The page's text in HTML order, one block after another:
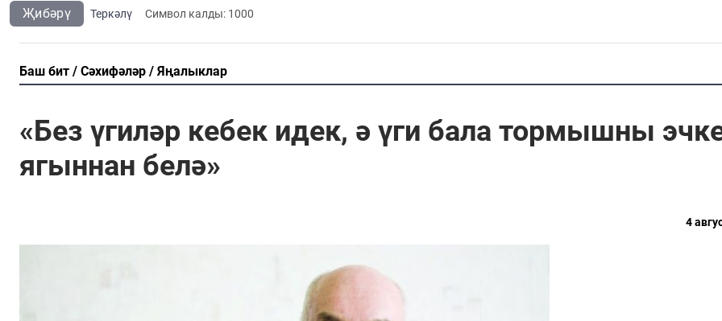
Җибәрү Теркәлү Cимвол калды: 1000
Баш бит Сәхифәләр Яңалыклар
«Без үгиләр кебек идек, ә үги бала тормышны
ягыннан белә»
4